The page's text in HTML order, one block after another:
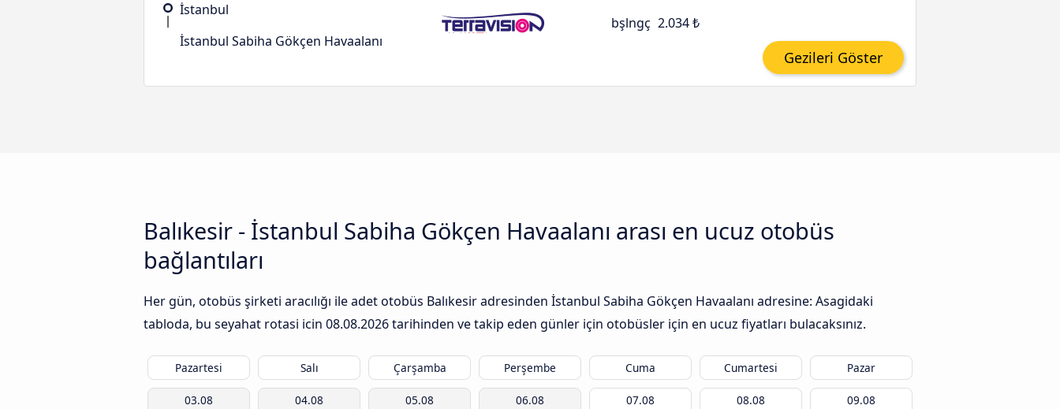
İstanbul
İstanbul Sabiha Gökçen Havaalanı
bşlngç 2.034 ₺
Gezileri Göster
Balıkesir - İstanbul Sabiha Gökçen Havaalanı arası en ucuz otobüs
bağlantıları
Her gün, otobüs şirketi aracılığı ile adet otobüs Balıkesir adresinden İstanbul Sabiha Gökçen Havaalanı adresine: Asagidaki
tabloda, bu seyahat rotasi icin 08.08.2026tarihinden ve takip eden günler için otobüsler için en ucuz fiyatları bulacaksınız.
Pazartesi Salı Çarşamba Perşembe Cuma Cumartesi Pazar
03.08 04.08 05.08 06.08 07.08 08.08 09.08